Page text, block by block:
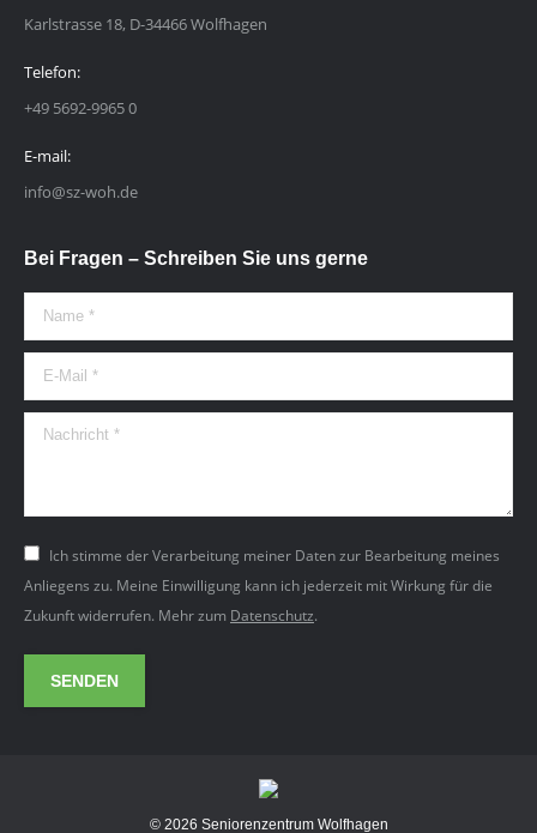
Karlstrasse 18, D-34466 Wolfhagen
Telefon:
+49 5692-9965 0
E-mail:
info@sz-woh.de
Bei Fragen – Schreiben Sie uns gerne
Name *
E-Mail *
Nachricht *
Ich stimme der Verarbeitung meiner Daten zur Bearbeitung meines
Anliegens zu. Meine Einwilligung kann ich jederzeit mit Wirkung für die
Zukunft widerrufen. Mehr zum Datenschutz.
SENDEN
© 2026 Seniorenzentrum Wolfhagen